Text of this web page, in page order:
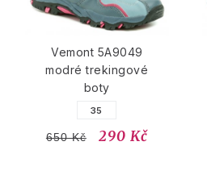
Vemont 5A9049
modré trekingové
boty
35
650 Kč 290 Kč